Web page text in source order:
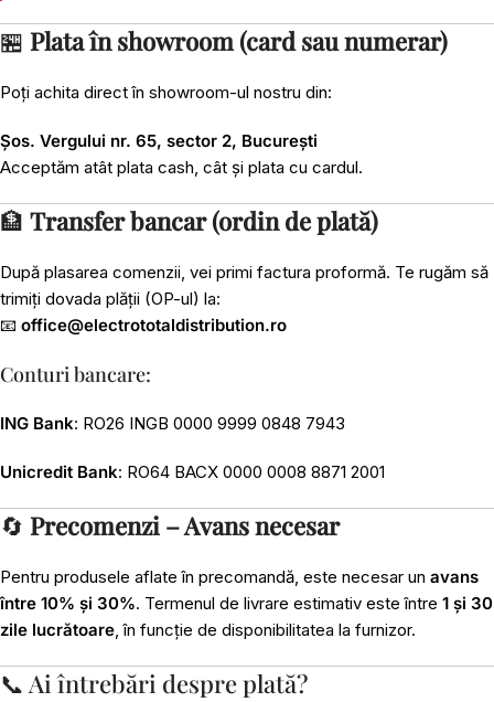
🏪 Plata în showroom (card sau numerar)
Poți achita direct în showroom-ul nostru din:
Șos. Vergului nr. 65, sector 2, București
Acceptăm atât plata cash, cât și plata cu cardul.
🏦 Transfer bancar (ordin de plată)
După plasarea comenzii, vei primi factura proformă. Te rugăm să
trimiți dovada plății (OP-ul) la:
📧 office@electrototaldistribution.ro
Conturi bancare:
ING Bank: RO26 INGB 0000 9999 0848 7943
Unicredit Bank: RO64 BACX 0000 0008 8871 2001
🔄 Precomenzi – Avans necesar
Pentru produsele aflate în precomandă, este necesar un avans
între 10% și 30%. Termenul de livrare estimativ este între 1 și 30
zile lucrătoare, în funcție de disponibilitatea la furnizor.
📞 Ai întrebări despre plată?